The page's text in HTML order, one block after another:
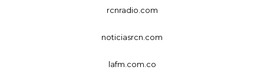
rcnradio.com
noticiasrcn.com
lafm.com.co